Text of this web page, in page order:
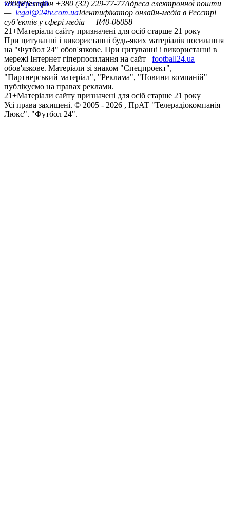
конференцій
79008Телефон +380 (32) 229-77-77Адреса електронної пошти
— legal@24tv.com.uaІдентифікатор онлайн-медіа в Реєстрі
суб’єктів у сфері медіа — R40-06058
21+Матеріали сайту призначені для осіб старше 21 року
При цитуванні і використанні будь-яких матеріалів посилання
на "Футбол 24" обов'язкове. При цитуванні і використанні в
мережі Інтернет гіперпосилання на сайт
football24.ua
обов'язкове. Матеріали зі знаком "Спецпроект",
"Партнерський матеріал", "Реклама", "Новини компаній"
публікуємо на правах реклами.
21+Матеріали сайту призначені для осіб старше 21 року
Усi права захищенi. © 2005 - 2026 , ПрАТ "Телерадіокомпанія
Люкс". "Футбол 24".